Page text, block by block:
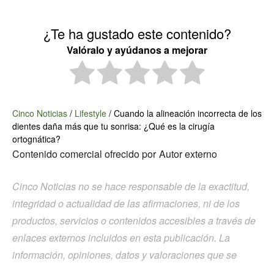
¿Te ha gustado este contenido?
Valóralo y ayúdanos a mejorar
Cinco Noticias / Lifestyle / Cuando la alineación incorrecta de los
dientes daña más que tu sonrisa: ¿Qué es la cirugía
ortognática?
Contenido comercial ofrecido por Autor externo
Cinco Noticias no se hace responsable de la exactitud,
integridad o actualidad de las afirmaciones, ni de los
productos, servicios o contenidos accesibles a través de
enlaces externos incluidos en esta publicación. La
información, opiniones, datos y valoraciones que se